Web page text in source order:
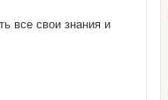
все свои знания и